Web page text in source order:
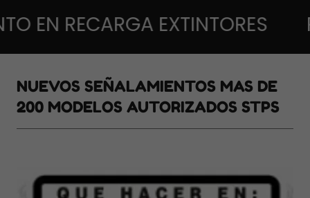
EXTINTORES
NUEVOS SEÑALAMIENTOS MAS DE
200 MODELOS AUTORIZADOS STPS